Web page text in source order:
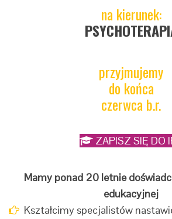
na kierunek:
przyjmujemy
do końca
czerwca b.r.
ZAPISZ SIĘ DO
Mamy ponad 20 letnie
edukacyjnej
Kształcimy specjalistów